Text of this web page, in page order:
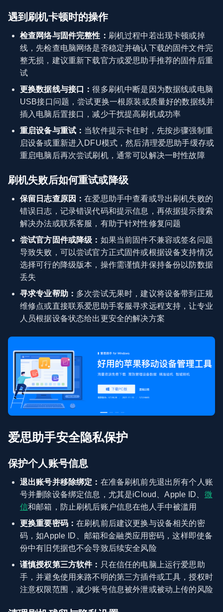
遇到刷机卡顿时的操作
检查网络与固件完整性： 刷机过程中若出现卡顿或掉
线，先检查电脑网络是否稳定并确认下载的固件文件完
整无损，建议重新下载官方或爱思助手推荐的固件后重
试
更换数据线与接口：很多刷机中断是因为数据线或电脑
USB接口问题，尝试更换一根原装或质量好的数据线并
插入电脑后置接口，减少干扰提高刷机成功率
重启设备与重试： 当软件提示卡住时，先按步骤强制重
启设备或重新进入DFU模式，然后清理爱思助手缓存或
重启电脑后再次尝试刷机，通常可以解决一时性故障
刷机失败后如何重试或降级
保留日志查原因：在爱思助手中查看或导出刷机失败的
错误日志，记录错误代码和提示信息，再依据提示搜索
解决办法或联系客服，有助于针对性修复问题
尝试官方固件或降级： 如果当前固件不兼容或签名问题
导致失败，可以尝试官方正式固件或根据设备支持情况
选择可行的降级版本，操作需谨慎并保持备份以防数据
丢失
寻求专业帮助： 多次尝试无果时，建议将设备带到正规
维修点或直接联系爱思助手客服寻求远程支持，让专业
人员根据设备状态给出更安全的解决方案
爱思助手安全隐私保护
保护个人账号信息
退出账号并移除绑定： 在准备刷机前先退出所有个人账
号并删除设备绑定信息，尤其是iCloud、Apple ID、 微
信和邮箱，防止刷机后账户信息在他人手中被滥用
更换重要密码：在刷机前后建议更换与设备相关的密
码，如Apple ID、邮箱和金融类应用密码，这样即使备
份中有旧凭据也不会导致后续安全风险
谨慎授权第三方软件： 只在信任的电脑上运行爱思助
手，并避免使用来路不明的第三方插件或工具，授权时
注意权限范围，减少账号信息被外泄或被动上传的风险